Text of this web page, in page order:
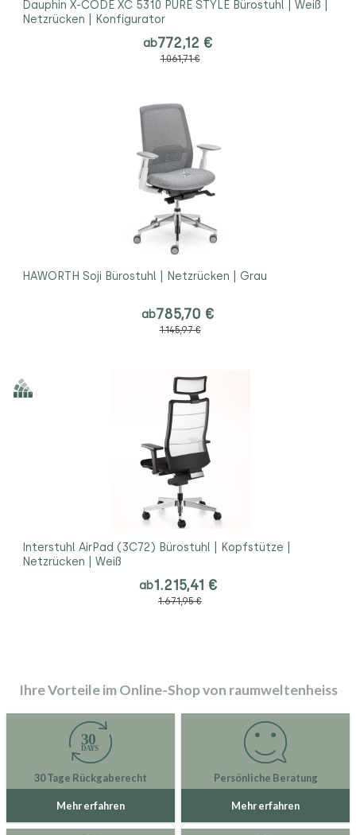
Dauphin X-CODE XC 5310 PURE STYLE Bürostuhl | Weiß |
Netzrücken | Konfigurator
ab772,12 €
1.061,71 €
HAWORTH Soji Bürostuhl | Netzrücken | Grau
ab785,70 €
1.145,97 €
Interstuhl AirPad (3C72) Bürostuhl | Kopfstütze |
Netzrücken | Weiß
ab1.215,41 €
1.671,95 €
Ihre Vorteile im Online-Shop von raumweltenheiss
30 Tage Rückgaberecht
Mehr erfahren
Persönliche Beratung
Mehr erfahren